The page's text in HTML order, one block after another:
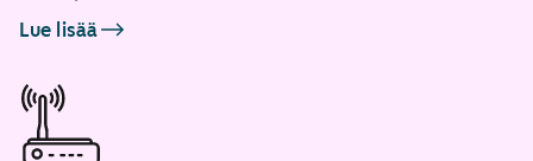
Lue lisää